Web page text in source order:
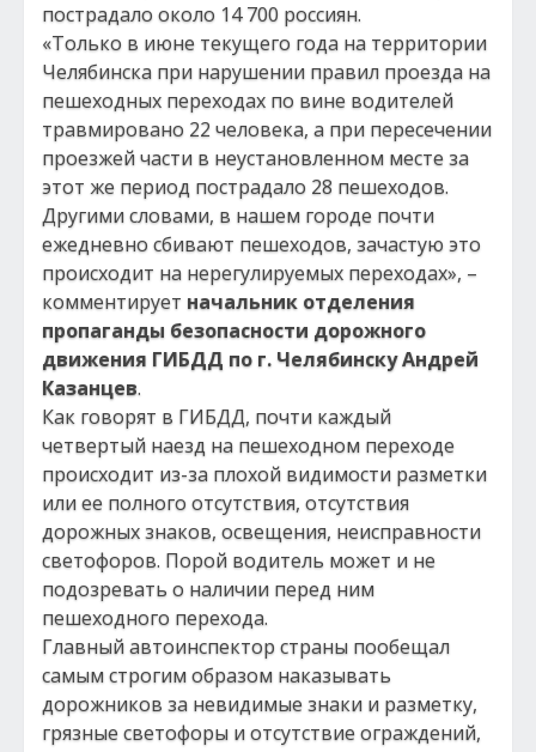
пострадало около 14 700 россиян.
«Только в июне текущего года на территории
Челябинска при нарушении правил проезда на
пешеходных переходах по вине водителей
травмировано 22 человека, а при пересечении
проезжей части в неустановленном месте за
этот же период пострадало 28 пешеходов.
Другими словами, в нашем городе почти
ежедневно сбивают пешеходов, зачастую это
происходит на нерегулируемых переходах», –
комментирует начальник отделения
пропаганды безопасности дорожного
движения ГИБДД по г. Челябинску Андрей
Казанцев.
Как говорят в ГИБДД, почти каждый
четвертый наезд на пешеходном переходе
происходит из-за плохой видимости разметки
или ее полного отсутствия, отсутствия
дорожных знаков, освещения, неисправности
светофоров. Порой водитель может и не
подозревать о наличии перед ним
пешеходного перехода.
Главный автоинспектор страны пообещал
самым строгим образом наказывать
дорожников за невидимые знаки и разметку,
грязные светофоры и отсутствие ограждений,